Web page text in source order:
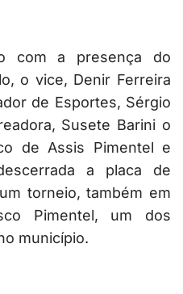
com a presença do
o vice, Denir Ferreira
de Esportes, Sérgio
Susete Barini o
de Assis Pimentel e
a placa de
torneio, também em
Pimentel, um dos
município.